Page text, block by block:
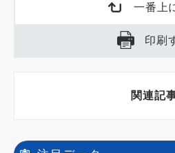
一番上
印刷
関連記